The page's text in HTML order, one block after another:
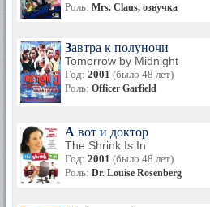
Роль: Mrs. Claus, озвучка
Завтра к полуночи
Tomorrow by Midnight
Год: 2001 (было 48 лет)
Роль: Officer Garfield
А вот и доктор
The Shrink Is In
Год: 2001 (было 48 лет)
Роль: Dr. Louise Rosenberg